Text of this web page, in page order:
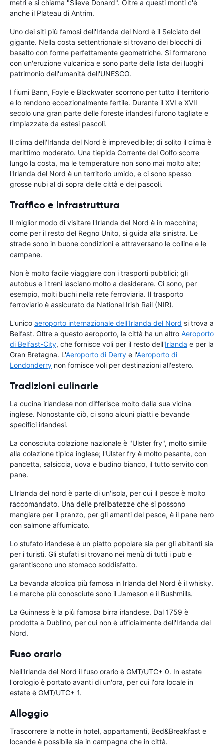
metri e si chiama "Slieve Donard". Oltre a questi monti c'è
anche il Plateau di Antrim.
Uno dei siti più famosi dell'Irlanda del Nord è il Selciato del
gigante. Nella costa settentrionale si trovano dei blocchi di
basalto con forme perfettamente geometriche. Si formarono
con un'eruzione vulcanica e sono parte della lista dei luoghi
patrimonio dell'umanità dell'UNESCO.
I fiumi Bann, Foyle e Blackwater scorrono per tutto il territorio
e lo rendono eccezionalmente fertile. Durante il XVI e XVII
secolo una gran parte delle foreste irlandesi furono tagliate e
rimpiazzate da estesi pascoli.
Il clima dell'Irlanda del Nord è imprevedibile; di solito il clima è
marittimo moderato. Una tiepida Corrente del Golfo scorre
lungo la costa, ma le temperature non sono mai molto alte;
l'Irlanda del Nord è un territorio umido, e ci sono spesso
grosse nubi al di sopra delle città e dei pascoli.
Traffico e infrastruttura
Il miglior modo di visitare l'Irlanda del Nord è in macchina;
come per il resto del Regno Unito, si guida alla sinistra. Le
strade sono in buone condizioni e attraversano le colline e le
campane.
Non è molto facile viaggiare con i trasporti pubblici; gli
autobus e i treni lasciano molto a desiderare. Ci sono, per
esempio, molti buchi nella rete ferroviaria. Il trasporto
ferroviario è assicurato da National Irish Rail (NIR).
L'unico aeroporto internazionale dell'Irlanda del Nord si trova a
Belfast. Oltre a questo aeroporto, la città ha un altro Aeroporto
di Belfast-City, che fornisce voli per il resto dell'Irlanda e per la
Gran Bretagna. L'Aeroporto di Derry e l'Aeroporto di
Londonderry non fornisce voli per destinazioni all'estero.
Tradizioni culinarie
La cucina irlandese non differisce molto dalla sua vicina
inglese. Nonostante ciò, ci sono alcuni piatti e bevande
specifici irlandesi.
La conosciuta colazione nazionale è "Ulster fry", molto simile
alla colazione tipica inglese; l'Ulster fry è molto pesante, con
pancetta, salsiccia, uova e budino bianco, il tutto servito con
pane.
L'Irlanda del nord è parte di un'isola, per cui il pesce è molto
raccomandato. Una delle prelibatezze che si possono
mangiare per il pranzo, per gli amanti del pesce, è il pane nero
con salmone affumicato.
Lo stufato irlandese è un piatto popolare sia per gli abitanti sia
per i turisti. Gli stufati si trovano nei menù di tutti i pub e
garantiscono uno stomaco soddisfatto.
La bevanda alcolica più famosa in Irlanda del Nord è il whisky.
Le marche più conosciute sono il Jameson e il Bushmills.
La Guinness è la più famosa birra irlandese. Dal 1759 è
prodotta a Dublino, per cui non è ufficialmente dell'Irlanda del
Nord.
Fuso orario
Nell'Irlanda del Nord il fuso orario è GMT/UTC+ 0. In estate
l'orologio è portato avanti di un'ora, per cui l'ora locale in
estate è GMT/UTC+ 1.
Alloggio
Trascorrere la notte in hotel, appartamenti, Bed&Breakfast e
locande è possibile sia in campagna che in città.